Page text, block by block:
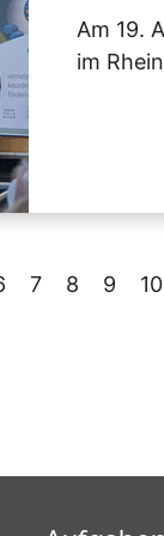
Am 19.
im
7 8 9 10